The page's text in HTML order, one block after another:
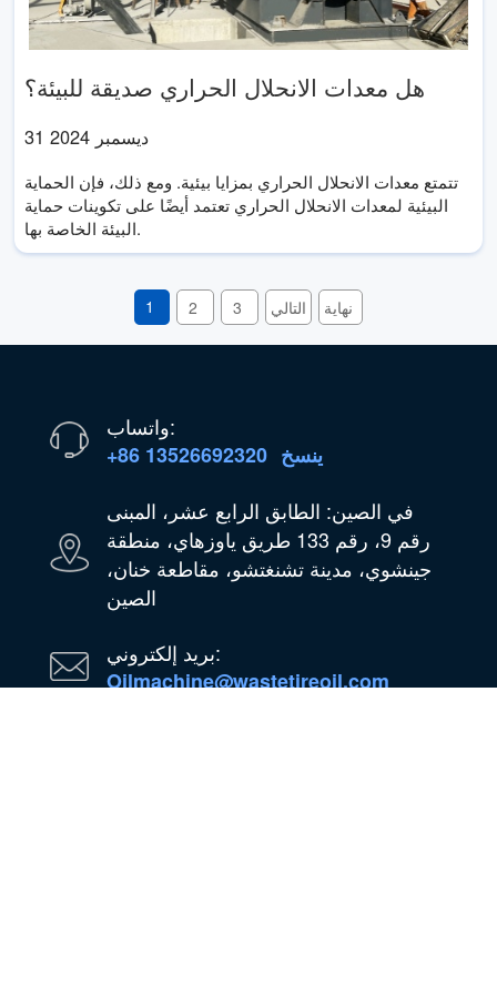
هل معدات الانحلال الحراري صديقة للبيئة؟
31 ديسمبر 2024
تتمتع معدات الانحلال الحراري بمزايا بيئية. ومع ذلك، فإن الحماية
البيئية لمعدات الانحلال الحراري تعتمد أيضًا على تكوينات حماية
البيئة الخاصة بها.
1 2 3 التالي
واتساب:
+86 13526692320 ينسخ
في الصين: الطابق الرابع عشر، المبنى
رقم 9، رقم 133 طريق ياوزهاي، منطقة
جينشوي، مدينة تشنغتشو، مقاطعة خنان،
الصين
بريد إلكتروني:
Oilmachine@wastetireoil.com